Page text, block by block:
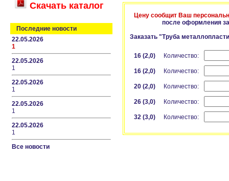
Скачать каталог
Последние новости
22.05.2026
1
22.05.2026
1
22.05.2026
1
22.05.2026
1
22.05.2026
1
Все новости
Цену сообщит Ваш
после оформления
Заказать "Труба
16 (2,0) Количество:
16 (2,0) Количество:
20 (2,0) Количество:
26 (3,0) Количество:
32 (3,0) Количество: